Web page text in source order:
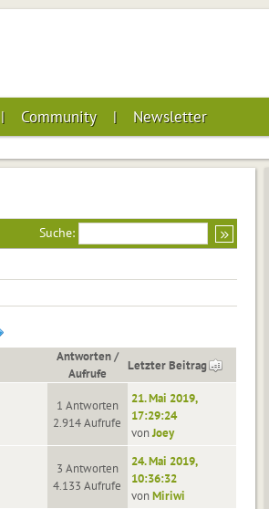
Community Newsletter
Suche:
Antworten/
Aufrufe
Letzter Beitrag
1 Antworten
2.914 Aufrufe
21. Mai 2019,
17:29:24
vonJoey
3 Antworten
4.133 Aufrufe
24. Mai 2019,
10:36:32
vonMiriwi